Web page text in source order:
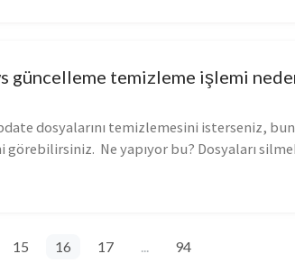
güncelleme temizleme işlemi
dosyalarını temizlemesini isterseniz,
Ne yapıyor bu? Dosyaları
15 16 17 ... 94